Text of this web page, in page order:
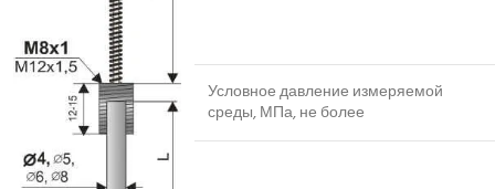
Условное давление измеряемой
среды, МПа, не более